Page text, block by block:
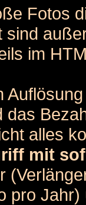
Fotos
sind
im
das
alles
mit
pro